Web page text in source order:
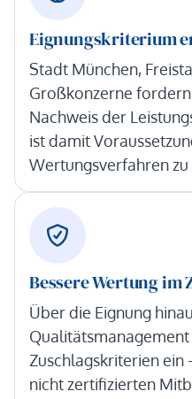
Eignungskriterium
Stadt München,
Großkonzerne
Nachweis der
ist damit
Wertungsverfahren zu
Bessere Wertung im
Über die Eignung
Zuschlagskriterien
nicht zertifizierten